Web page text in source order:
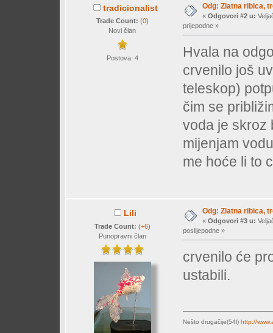
tradicionalist
Trade Count: (0)
Novi član
Postova: 4
Odg: Zlatna ribica,
« Odgovori #2 u:
prijepodne »
Hvala na
crvenilo još
teleskop)
čim se
voda je skroz
mijenjam
me hoće li to
Lili
Trade Count: (+6)
Punopravni član
Odg: Zlatna ribica,
« Odgovori #3 u:
poslijepodne »
crvenilo će
ustabili.
Nešto drugačije(54l) http://